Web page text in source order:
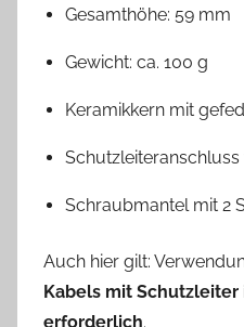
Gesamthöhe: 59 mm
Gewicht: ca. 100 g
Keramikkern mit
Schraubmantel mit 2
Auch hier gilt:
Kabels mit
erforderlich.